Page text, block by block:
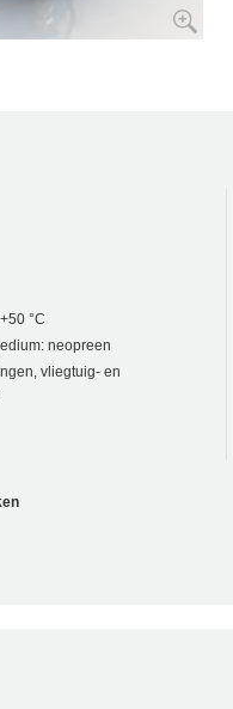
°C
neopreen
vliegtuig- en